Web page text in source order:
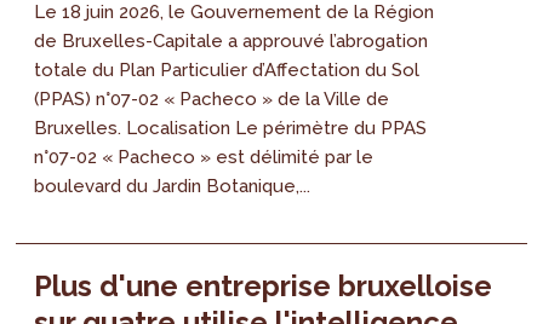
Le 18 juin 2026, le Gouvernement de la Région
de Bruxelles-Capitale a approuvé l’abrogation
totale du Plan Particulier d’Affectation du Sol
(PPAS) n°07-02 « Pacheco » de la Ville de
Bruxelles. Localisation Le périmètre du PPAS
n°07-02 « Pacheco » est délimité par le
boulevard du Jardin Botanique,...
Plus d'une entreprise bruxelloise